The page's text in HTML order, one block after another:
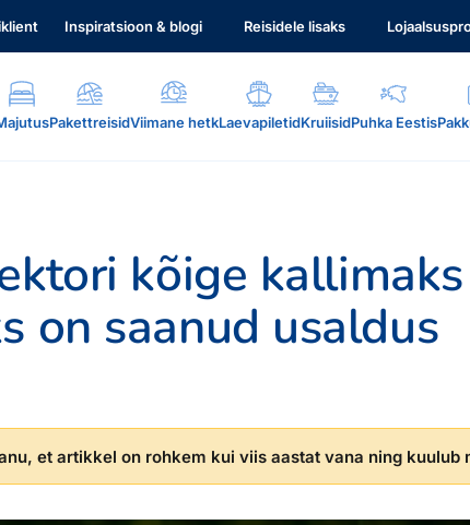
Inspiratsioon & blogi Reisidele lisaks
PakettreisidViimane hetkLaevapiletidKruiisidPuhka Eestis
kõige kallimaks
on saanud usaldus
et artikkel on rohkem kui viis aastat vana ning kuulub